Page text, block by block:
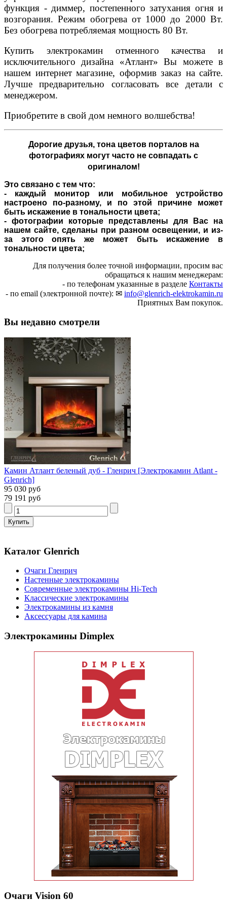
функция - диммер, постепенного затухания огня и
возгорания. Режим обогрева от 1000 до 2000 Вт.
Без обогрева потребляемая мощность 80 Вт.
Купить электрокамин отменного качества и
исключительного дизайна «Атлант» Вы можете в
нашем интернет магазине, оформив заказ на сайте.
Лучше предварительно согласовать все детали с
менеджером.
Приобретите в свой дом немного волшебства!
Дорогие друзья,тона цветов порталов на
фотографиях могут часто не совпадать с
оригиналом!
Это связано с тем что:
- каждый монитор или мобильное устройство
настроено по-разному, и по этой причине может
быть искажение в тональности цвета;
- фотографии которые представлены для Вас на
нашем сайте, сделаны при разном освещении, и из-
за этого опять же может быть искажение в
тональности цвета;
Для получения более точной информации, просим вас
обращаться к нашим менеджерам:
- по телефонам указанные в разделе Контакты
- по email (электронной почте): ✉ info@glenrich-elektrokamin.ru
Приятных Вам покупок.
Вы недавно смотрели
Камин Атлант беленый дуб - Гленрич [Электрокамин Atlant -
Glenrich]
95 030 руб
79 191 руб
Каталог Glenrich
Очаги Гленрич
Настенные электрокамины
Современные электрокамины Hi-Tech
Классические электрокамины
Электрокамины из камня
Аксессуары для камина
Электрокамины Dimplex
Очаги Vision 60